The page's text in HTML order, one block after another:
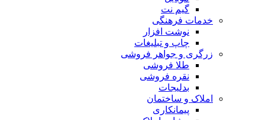
گیم نت
خدمات فرهنگی
نوشت افزار
چاپ و تبلیغات
زرگری و جواهر فروشی
طلا فروشی
نقره فروشی
بدلیجات
املاک و ساختمان
پیمانکاری